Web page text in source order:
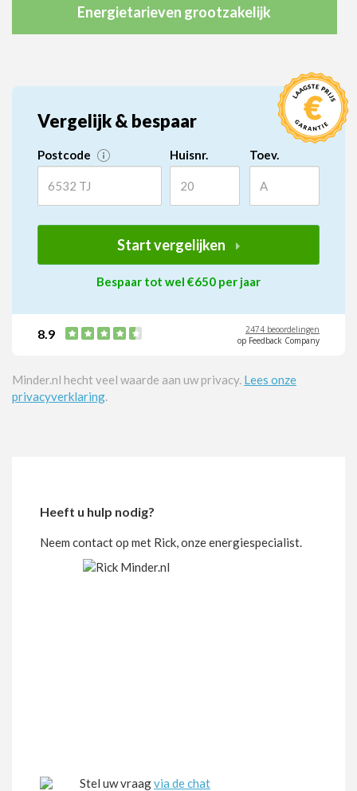
Energietarieven grootzakelijk
Vergelijk & bespaar
Postcode Huisnr. Toev.
Start vergelijken
Bespaar tot wel €650 per jaar
8.9
2474 beoordelingen
op Feedback Company
Minder.nl hecht veel waarde aan uw privacy. Lees onze
privacyverklaring.
Heeft u hulp nodig?
Neem contact op met Rick, onze energiespecialist.
Stel uw vraagvia de chat